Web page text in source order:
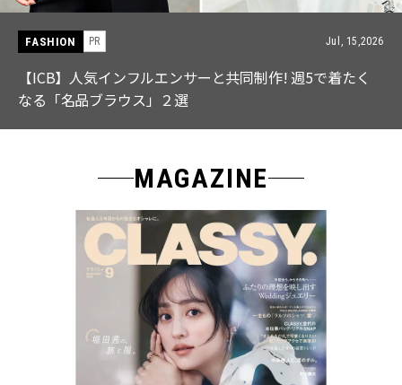
FASHION PR Jul, 15,2026
【ICB】人気インフルエンサーと共同制作! 週5で着たく
なる「名品ブラウス」２選
MAGAZINE